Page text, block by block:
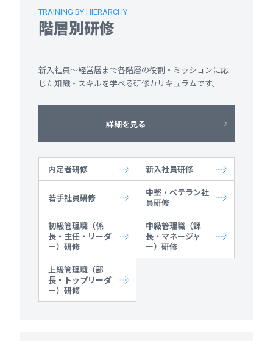
TRAINING BY HIERARCHY
階層別研修
新入社員～経営層まで各階層の役割・ミッションに応
じた知識・スキルを学べる研修カリキュラムです。
詳細を見る
内定者研修 新入社員研修
若手社員研修
中堅・ベテラン社
員研修
初級管理職（係
長・主任・リーダ
ー）研修
中級管理職（課
長・マネージャ
ー）研修
上級管理職（部
長・トップリーダ
ー）研修